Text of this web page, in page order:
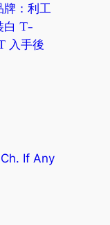
牌：利工
白 T-
入手後
If Any